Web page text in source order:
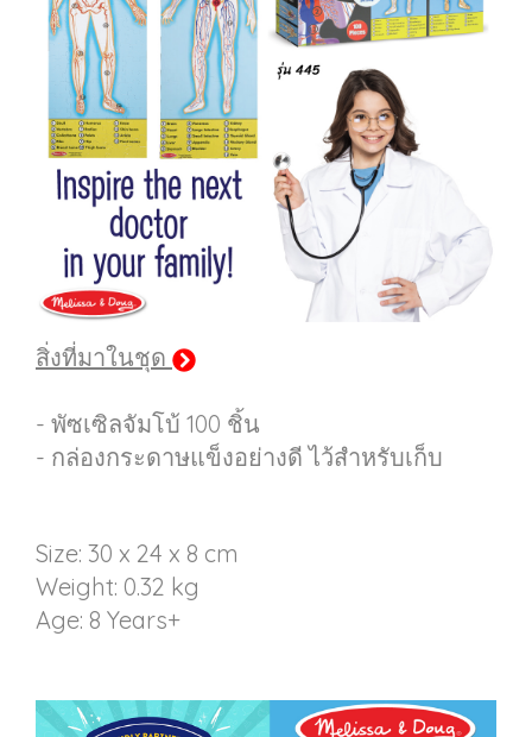
สิ่งที่มาในชุด
- พัซเซิลจัมโบ้ 100 ชิ้น
- กล่องกระดาษแข็งอย่างดี ไว้สำหรับเก็บ
Size: 30 x 24 x 8 cm
Weight: 0.32 kg
Age: 8 Years+